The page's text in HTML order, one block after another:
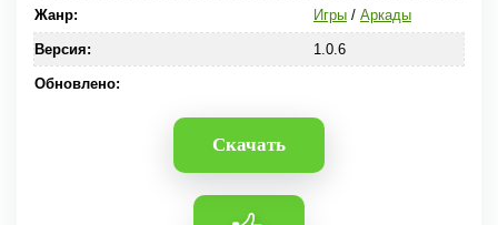
Жанр: Игры/ Аркады
Версия: 1.0.6
Обновлено:
Скачать